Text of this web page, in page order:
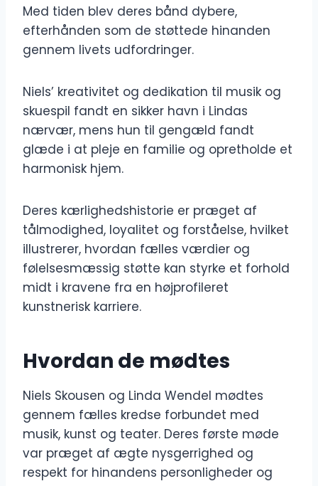
Med tiden blev deres bånd dybere,
efterhånden som de støttede hinanden
gennem livets udfordringer.
Niels’ kreativitet og dedikation til musik og
skuespil fandt en sikker havn i Lindas
nærvær, mens hun til gengæld fandt
glæde i at pleje en familie og opretholde et
harmonisk hjem.
Deres kærlighedshistorie er præget af
tålmodighed, loyalitet og forståelse, hvilket
illustrerer, hvordan fælles værdier og
følelsesmæssig støtte kan styrke et forhold
midt i kravene fra en højprofileret
kunstnerisk karriere.
Hvordan de mødtes
Niels Skousen og Linda Wendel mødtes
gennem fælles kredse forbundet med
musik, kunst og teater. Deres første møde
var præget af ægte nysgerrighed og
respekt for hinandens personligheder og